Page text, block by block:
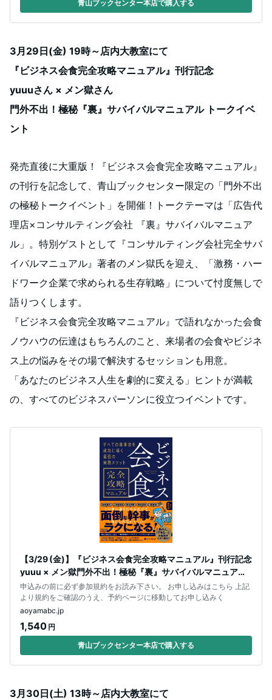
青山ブックセンター本店で購入する
3月29日(金) 19時～店内大教室にて
『ビジネス会食完全攻略マニュアル』刊行記念
yuuuさん × メン獄さん
門外不出！極秘『裏』サバイバルマニュアル トークイベ
ント
発売直後に大重版！『ビジネス会食完全攻略マニュアル』
の刊行を記念して、青山ブックセンター限定の「門外不出
の極秘トークイベント」を開催！トークテーマは「広告代
理店×コンサルティング会社 『裏』サバイバルマニュア
ル」。特別ゲストとして『コンサルティング会社完全サバ
イバルマニュアル』著者のメン獄氏を迎え、「激務・ハー
ドワーク企業で求められる生存戦略」について忖度無しで
語りつくします。
『ビジネス会食完全攻略マニュアル』で語れなかった会食
ノウハウの伝達はもちろんのこと、来場者の会食やビジネ
ス上の悩みをその場で解決するセッションも用意。
「あなたのビジネス人生を劇的に変える」ヒントが満載
の、すべてのビジネスパーソンに役立つイベントです。
【3/29 (金)】『ビジネス会食完全攻略マニュアル』刊行記念
yuuu × メン獄門外不出！極秘『裏』サバイバルマニュアル
トークイベント
申込みの前に必ず参加規約をお読み下さい。 お申し込みはこちら 上記
より規約をご確認のうえ、予約ページに移動してお申し込みく
aoyamabc.jp
1,540 円
青山ブックセンター本店で購入する
3月30日(土) 13時～店内大教室にて